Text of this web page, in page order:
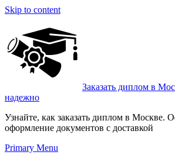
Skip to content
Заказать диплом в
надежно
Узнайте, как заказать диплом в Москве.
оформление документов с доставкой
Primary Menu